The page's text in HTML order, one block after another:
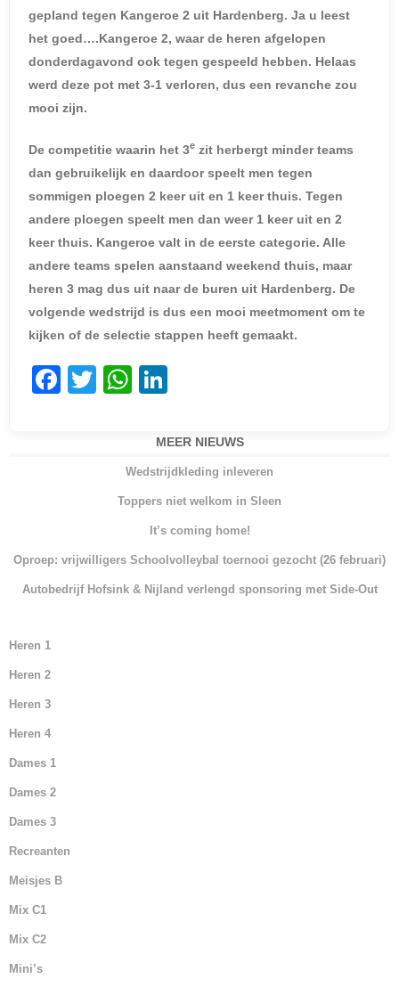
gepland tegen Kangeroe 2 uit Hardenberg. Ja u leest
het goed….Kangeroe 2, waar de heren afgelopen
donderdagavond ook tegen gespeeld hebben. Helaas
werd deze pot met 3-1 verloren, dus een revanche zou
mooi zijn.
De competitie waarin het 3e zit herbergt minder teams
dan gebruikelijk en daardoor speelt men tegen
sommigen ploegen 2 keer uit en 1 keer thuis. Tegen
andere ploegen speelt men dan weer 1 keer uit en 2
keer thuis. Kangeroe valt in de eerste categorie. Alle
andere teams spelen aanstaand weekend thuis, maar
heren 3 mag dus uit naar de buren uit Hardenberg. De
volgende wedstrijd is dus een mooi meetmoment om te
kijken of de selectie stappen heeft gemaakt.
F
o
k
T
W
at
s
A
p
k
e
dI
n
MEER NIEUWS
Wedstrijdkleding inleveren
Toppers niet welkom in Sleen
It’s coming home!
Oproep: vrijwilligers Schoolvolleybal toernooi gezocht (26 februari)
Autobedrijf Hofsink & Nijland verlengd sponsoring met Side-Out
Heren 1
Heren 2
Heren 3
Heren 4
Dames 1
Dames 2
Dames 3
Recreanten
Meisjes B
Mix C1
Mix C2
Mini’s